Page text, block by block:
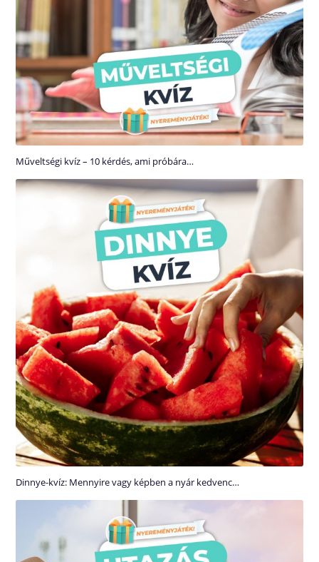
Műveltségi kvíz – 10 kérdés, ami próbára…
Dinnye-kvíz: Mennyire vagy képben a nyár kedvenc…